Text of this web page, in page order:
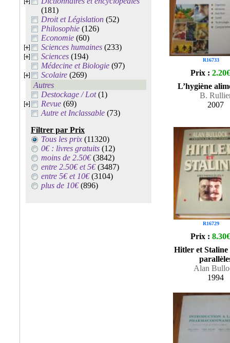
(181)
Droit et Législation (52)
Philosophie (126)
Economie (60)
Sciences humaines (233)
Sciences (194)
Médecine et Biologie (97)
Scolaire (269)
Autres
Destockage / Lot(1)
Revue (69)
Autre et Inclassable (73)
Filtrer par Prix
Tous les prix (11320)
0€ : livres gratuits (12)
moins de 2.50€(3842)
entre 2.50€ et 5€(3487)
entre 5€ et 10€(3104)
plus de 10€(896)
R16733
Prix : 2.20€
L’hygiène
B.
2007
R16729
Prix : 8.30€
Hitler et Staline
Alan
1994